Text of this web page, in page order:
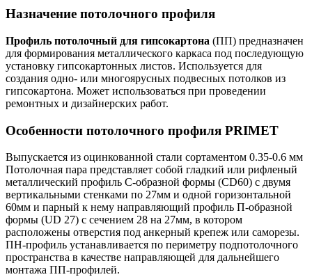
Назначение потолочного профиля
Профиль потолочный для гипсокартона (ПП) предназначен
для формирования металлического каркаса под последующую
установку гипсокартонных листов. Используется для
создания одно- или многоярусных подвесных потолков из
гипсокартона. Может использоваться при проведении
ремонтных и дизайнерских работ.
Особенности потолочного профиля PRIMET
Выпускается из оцинкованной стали сортаментом 0.35-0.6 мм
Потолочная пара представляет собой гладкий или рифленый
металлический профиль С-образной формы (CD60) с двумя
вертикальными стенками по 27мм и одной горизонтальной
60мм и парный к нему направляющий профиль П-образной
формы (UD 27) с сечением 28 на 27мм, в котором
расположены отверстия под анкерный крепеж или саморезы.
ПН-профиль устанавливается по периметру подпотолочного
пространства в качестве направляющей для дальнейшего
монтажа ПП-профилей.